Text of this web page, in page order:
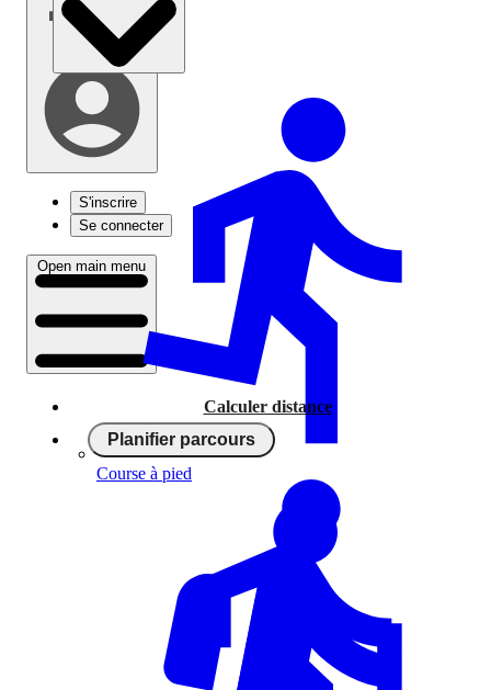
S'inscrire
Se connecter
Open main menu
Calculer distance
Planifier parcours
Course à pied